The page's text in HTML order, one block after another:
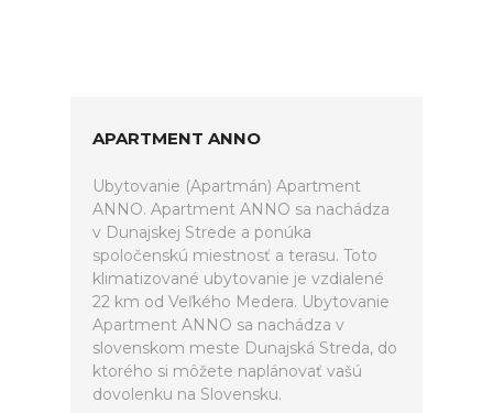
APARTMENT ANNO
Ubytovanie (Apartmán) Apartment
ANNO. Apartment ANNO sa nachádza
v Dunajskej Strede a ponúka
spoločenskú miestnosť a terasu. Toto
klimatizované ubytovanie je vzdialené
22 km od Veľkého Medera. Ubytovanie
Apartment ANNO sa nachádza v
slovenskom meste Dunajská Streda, do
ktorého si môžete naplánovať vašú
dovolenku na Slovensku.